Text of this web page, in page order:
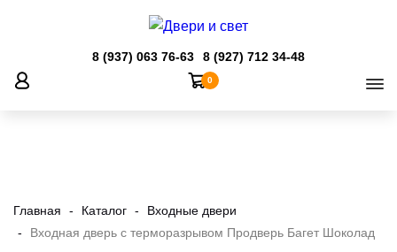
8 (937) 063 76-63 8 (927) 712 34-48
ЗАКАЗАТЬ ЗВОНОК
0
Главная Каталог
Входные двери
Входная дверь с терморазрывом Продверь Багет Шоколад